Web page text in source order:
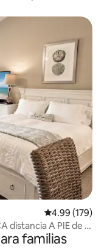
Calificación
4.99 (179)
distancia A PIE de la
familias